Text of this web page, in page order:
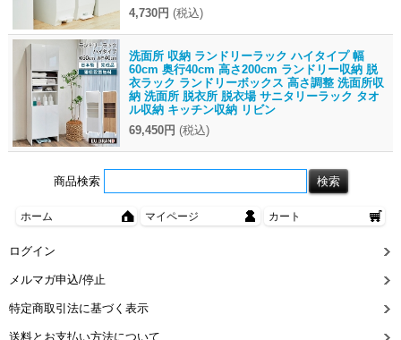
4,730円 (税込)
洗面所 収納 ランドリーラック ハイタイプ 幅
60cm 奥行40cm 高さ200cm ランドリー収納 脱
衣ラック ランドリーボックス 高さ調整 洗面所収
納 洗面所 脱衣所 脱衣場 サニタリーラック タオ
ル収納 キッチン収納 リビン
69,450円 (税込)
商品検索
ホーム マイページ カート
ログイン
メルマガ申込/停止
特定商取引法に基づく表示
送料とお支払い方法について